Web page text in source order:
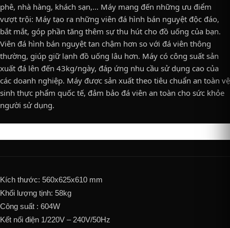
phê, nhà hàng, khách sạn,… Máy mang đến những ưu điểm
vượt trội: Máy tạo ra những viên đá hình bán nguyệt độc đáo,
bắt mắt, góp phần tăng thêm sự thu hút cho đồ uống của bạn.
Viên đá hình bán nguyệt tan chậm hơn so với đá viên thông
thường, giúp giữ lạnh đồ uống lâu hơn. Máy có công suất sản
xuất đá lên đến 43kg/ngày, đáp ứng nhu cầu sử dụng cao của
các doanh nghiệp. Máy được sản xuất theo tiêu chuẩn an toàn vệ
sinh thực phẩm quốc tế, đảm bảo đá viên an toàn cho sức khỏe
người sử dụng.
Kích thước: 560x625x610 mm
Khối lượng tịnh: 58kg
Công suất : 604W
Kết nối điện 1/220V – 240V/50Hz